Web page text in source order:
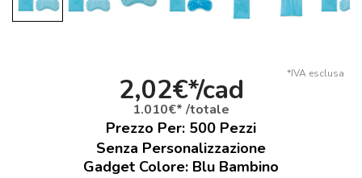
*IVA esclusa
2,02€*/cad
1.010€* /totale
Prezzo Per: 500 Pezzi
Senza Personalizzazione
Gadget Colore: Blu Bambino